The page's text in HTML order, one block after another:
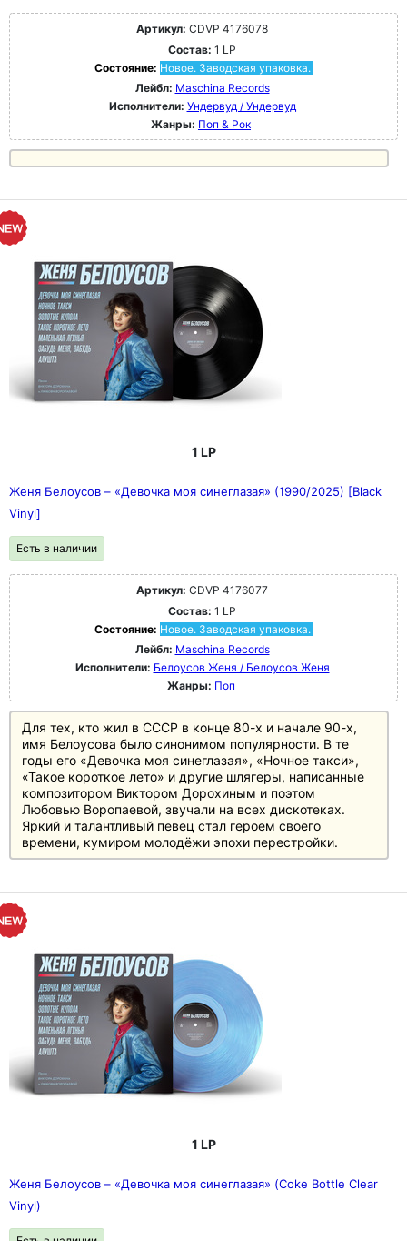
Артикул: CDVP 4176078
Состав: 1 LP
Состояние: Новое. Заводская упаковка.
Лейбл: Maschina Records
Исполнители: Ундервуд / Ундервуд
Жанры: Поп & Рок
1 LP
Женя Белоусов – «Девочка моя синеглазая» (1990/2025) [Black
Vinyl]
Есть в наличии
Артикул: CDVP 4176077
Состав: 1 LP
Состояние: Новое. Заводская упаковка.
Лейбл: Maschina Records
Исполнители: Белоусов Женя / Белоусов Женя
Жанры: Поп
Для тех, кто жил в СССР в конце 80-х и начале 90-х,
имя Белоусова было синонимом популярности. В те
годы его «Девочка моя синеглазая», «Ночное такси»,
«Такое короткое лето» и другие шлягеры, написанные
композитором Виктором Дорохиным и поэтом
Любовью Воропаевой, звучали на всех дискотеках.
Яркий и талантливый певец стал героем своего
времени, кумиром молодёжи эпохи перестройки.
1 LP
Женя Белоусов – «Девочка моя синеглазая» (Coke Bottle Clear
Vinyl)